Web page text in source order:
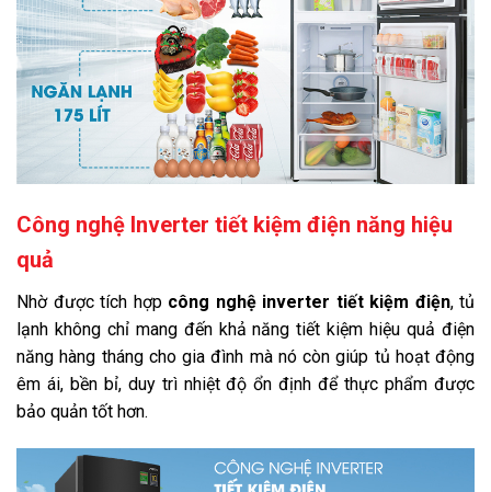
Công nghệ Inverter tiết kiệm điện năng hiệu
quả
Nhờ được tích hợp công nghệ inverter tiết kiệm điện, tủ
lạnh không chỉ mang đến khả năng tiết kiệm hiệu quả điện
năng hàng tháng cho gia đình mà nó còn giúp tủ hoạt động
êm ái, bền bỉ, duy trì nhiệt độ ổn định để thực phẩm được
bảo quản tốt hơn.